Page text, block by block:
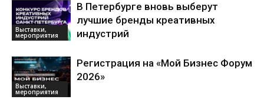
Выставки,
мероприятия
В Петербурге вновь выберут
лучшие бренды креативных
индустрий
Выставки,
мероприятия
Регистрация на «Мой Бизнес Форум
2026»